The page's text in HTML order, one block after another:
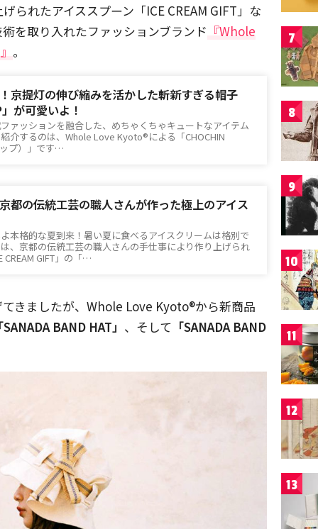
られたアイススプーン「ICE CREAM GIFT」な
を取り入れたファッションブランド 『Whole
。
京提灯の伸び縮みを活かした斬新すぎる帽子
が可愛いよ！
ァッションを融合した、めちゃくちゃキュートなアイテム
介するのは、Whole Love Kyoto®による「CHOCHIN
プ）」です…
都の伝統工芸の職人さんが作った極上のアイス
本格的な夏到来！暑い夏に食べるアイスクリームは格別で
、京都の伝統工芸の職人さんの手仕事により作り上げられ
CREAM GIFT」の「…
きましたが、Whole Love Kyoto®から新商品
BAND HAT」 、そして 「SANADA BAND
7
8
9
10
11
12
13